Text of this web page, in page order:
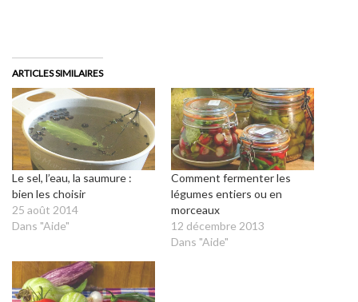
ARTICLES SIMILAIRES
Le sel, l’eau, la saumure :
bien les choisir
25 août 2014
Dans "Aide"
Comment fermenter les
légumes entiers ou en
morceaux
12 décembre 2013
Dans "Aide"